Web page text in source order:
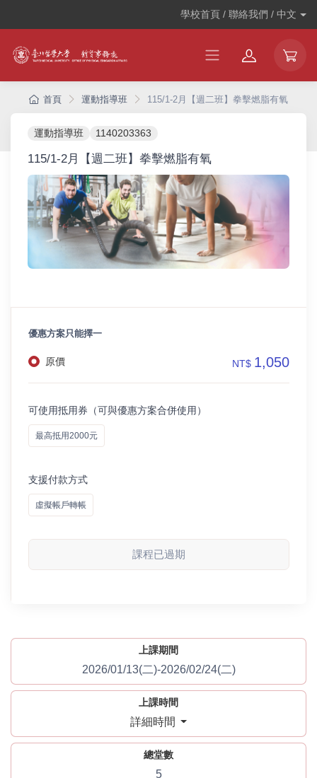
學校首頁 / 聯絡我們 /中文
首頁 運動指導班 115/1-2月【週二班】拳擊燃脂有氧
運動指導班 1140203363
115/1-2月【週二班】拳擊燃脂有氧
優惠方案只能擇一
原價 NT$ 1,050
可使用抵用券（可與優惠方案合併使用）
最高抵用2000元
支援付款方式
虛擬帳戶轉帳
課程已過期
上課期間
2026/01/13(二)-2026/02/24(二)
上課時間
詳細時間
總堂數
5